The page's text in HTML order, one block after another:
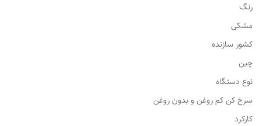
رنگ
مشکی
کشور سازنده
چین
نوع دستگاه
سرخ کن کم روغن و بدون روغن
کارکرد